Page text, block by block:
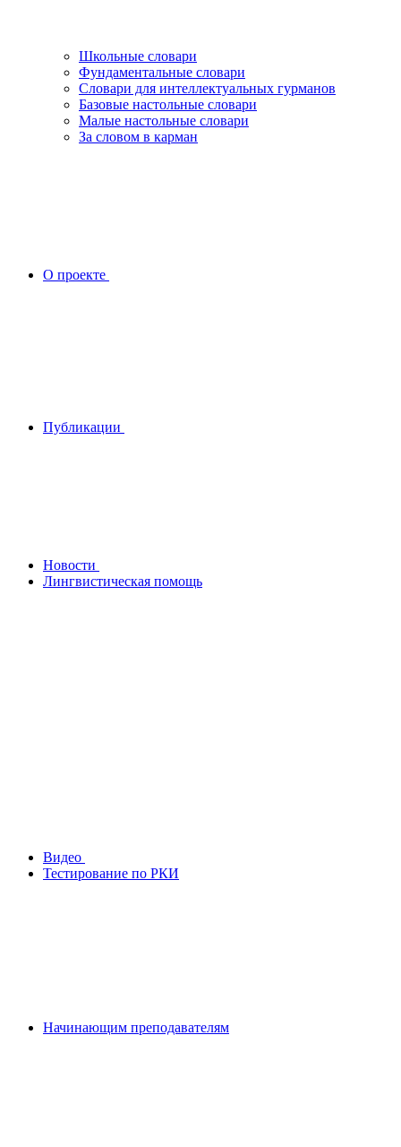
Школьные словари
Фундаментальные словари
Словари для интеллектуальных гурманов
Базовые настольные словари
Малые настольные словари
За словом в карман
О проекте
Публикации
Новости
Лингвистическая помощь
Видео
Тестирование по РКИ
Начинающим преподавателям